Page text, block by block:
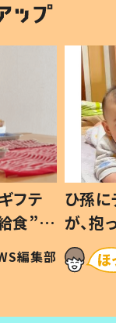
フテ
食”を
の親
編集部
ひ孫
が、
「涙が
い」